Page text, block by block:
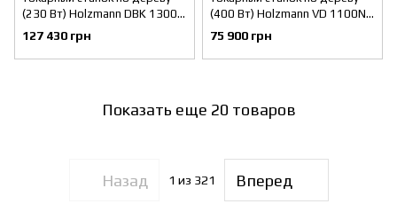
(230 Вт) Holzmann DBK 1300
(DBK1300_230V)
127 430 грн
(400 Вт) Holzmann VD 1100N
(VD1100N_400V)
75 900 грн
Показать еще 20 товаров
Назад 1 из 321 Вперед